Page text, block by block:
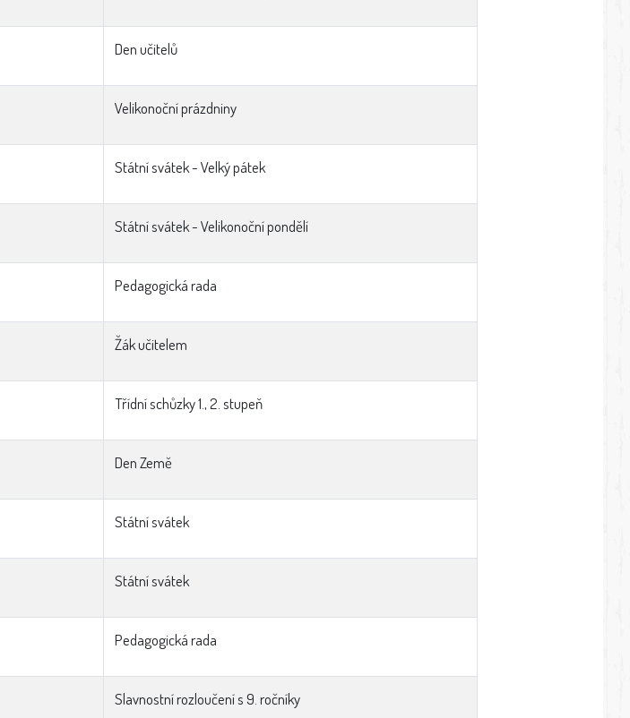
Den učitelů
Velikonoční prázdniny
Státní svátek - Velký pátek
Státní svátek - Velikonoční pondělí
Pedagogická rada
Žák učitelem
Třídní schůzky 1., 2. stupeň
Den Země
Státní svátek
Státní svátek
Pedagogická rada
Slavnostní rozloučení s 9. ročníky